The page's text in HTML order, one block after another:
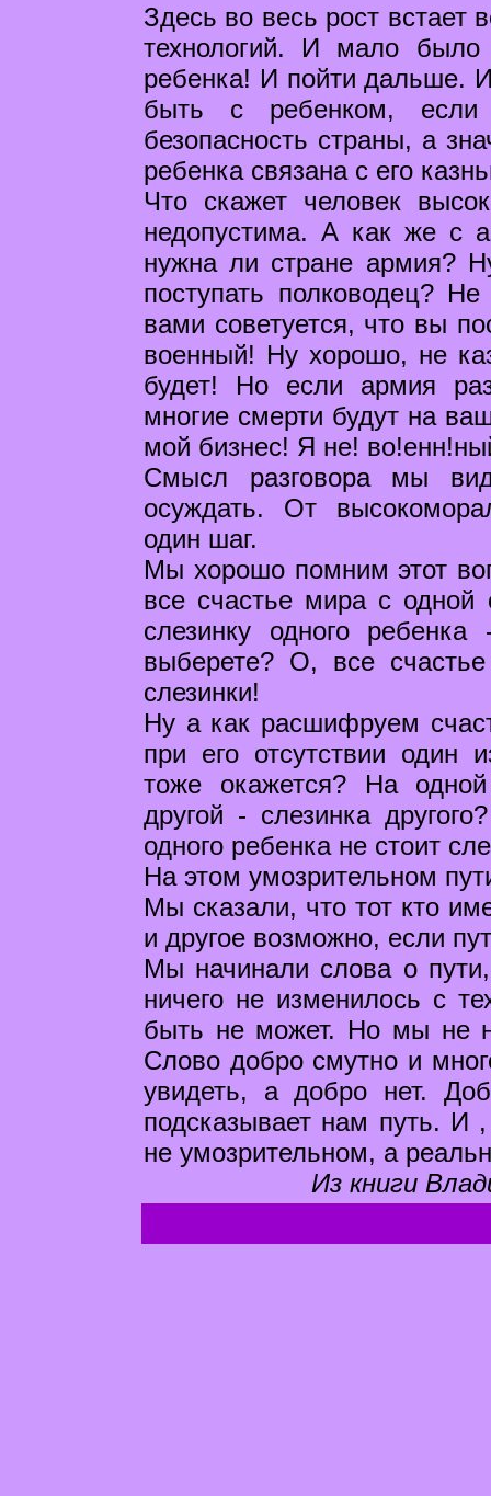
Здесь во весь рост встает
технологий. И мало
ребенка! И пойти дальше.
быть с ребенком, если
безопасность страны, а
ребенка связана с его
Что скажет человек
недопустима. А как же с
нужна ли стране армия?
поступать полководец?
вами советуется, что вы
военный! Ну хорошо, не
будет! Но если армия
многие смерти будут на
мой бизнес! Я не!
Смысл разговора мы
осуждать. От
один шаг.
Мы хорошо помним этот
все счастье мира с одной
слезинку одного
выберете? О, все
слезинки!
Ну а как расшифруем
при его отсутствии один
тоже окажется? На
другой - слезинка
одного ребенка не стоит
На этом умозрительном
Мы сказали, что тот кто
и другое возможно, если
Мы начинали слова о
ничего не изменилось с
быть не может. Но мы не
Слово добро смутно и
увидеть, а добро нет.
подсказывает нам путь. И
не умозрительном, а
Из книги